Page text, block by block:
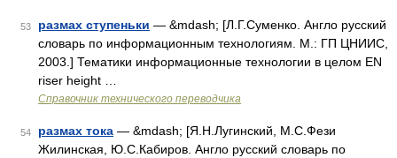
53 размах ступеньки — &mdash; [Л.Г.Суменко. Англо русский
словарь по информационным технологиям. М.: ГП ЦНИИС,
2003.] Тематики информационные технологии в целом EN
riser height …
Справочник технического переводчика
54 размах тока — &mdash; [Я.Н.Лугинский, М.С.Фези
Жилинская, Ю.С.Кабиров. Англо русский словарь по